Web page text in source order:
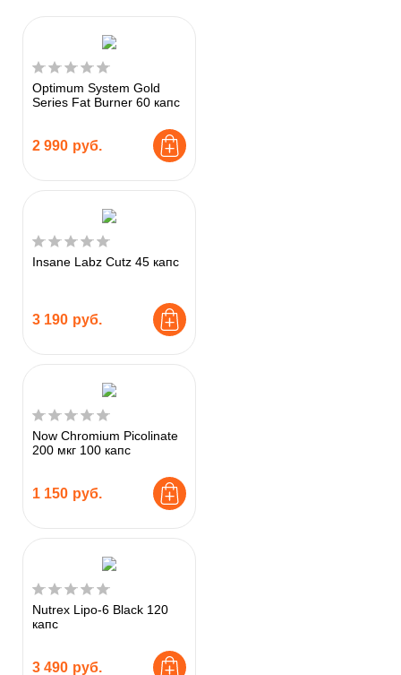
Optimum System Gold
Series Fat Burner 60 капс
2 990 руб.
Insane Labz Cutz 45 капс
3 190 руб.
Now Chromium Picolinate
200 мкг 100 капс
1 150 руб.
Nutrex Lipo-6 Black 120
капс
3 490 руб.